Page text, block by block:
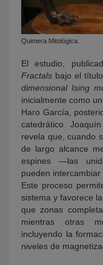
Quimera Mitológica.
El estudio,
Fractals bajo el título
dimensional Ising
inicialmente como
Haro García,
catedrático
revela que, cuando
de largo alcance
espines —las
pueden
Este proceso
sistema y favorece
que zonas
mientras otras
incluyendo la
niveles de